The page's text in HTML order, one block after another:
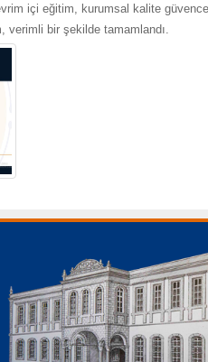
içi eğitim, kurumsal kalite
verimli bir şekilde tamamlandı.